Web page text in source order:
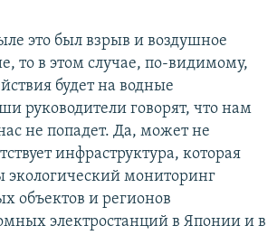
это был взрыв и воздушное
то в этом случае, по-видимому,
будет на водные
руководители говорят, что нам
не попадет. Да, может не
инфраструктура, которая
экологический мониторинг
объектов и регионов
электростанций в Японии и в